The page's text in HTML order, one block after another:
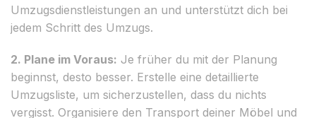
Umzugsdienstleistungen an und unterstützt dich bei
jedem Schritt des Umzugs.
2. Plane im Voraus: Je früher du mit der Planung
beginnst, desto besser. Erstelle eine detaillierte
Umzugsliste, um sicherzustellen, dass du nichts
vergisst. Organisiere den Transport deiner Möbel und